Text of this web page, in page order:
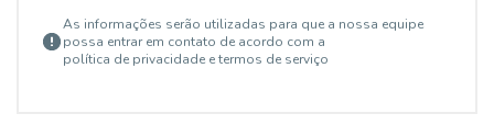
As informações serão utilizadas para que a nossa equipe
possa entrar em contato de acordo com a
política de privacidade e termos de serviço